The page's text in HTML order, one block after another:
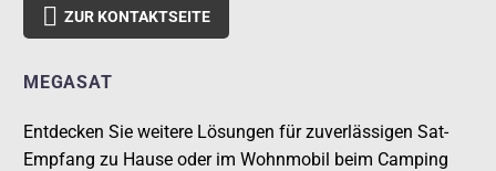
 ZUR KONTAKTSEITE
MEGASAT
Entdecken Sie weitere Lösungen für zuverlässigen Sat-
Empfang zu Hause oder im Wohnmobil beim Camping